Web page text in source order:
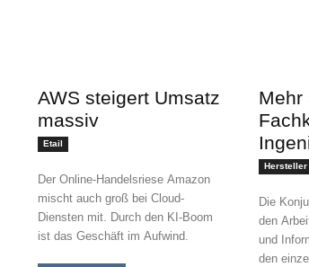
AWS steigert Umsatz
massiv
Etail
Der Online-Handelsriese Amazon
mischt auch groß bei Cloud-
Diensten mit. Durch den KI-Boom
ist das Geschäft im Aufwind.
Mehr
Hersteller
Die
den
und
den